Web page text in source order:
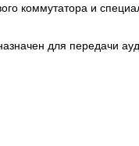
коммутатора и
для передачи